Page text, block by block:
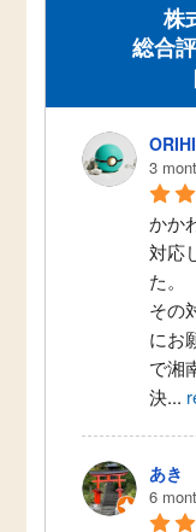
株
総合
3
かか
対応
た。
その
にお
で湘
決...
あき
6